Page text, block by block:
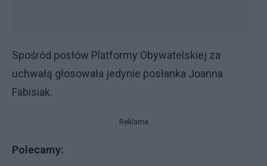
Spośród posłów Platformy Obywatelskiej za
uchwałą głosowała jedynie posłanka Joanna
Fabisiak.
Reklama
Polecamy: